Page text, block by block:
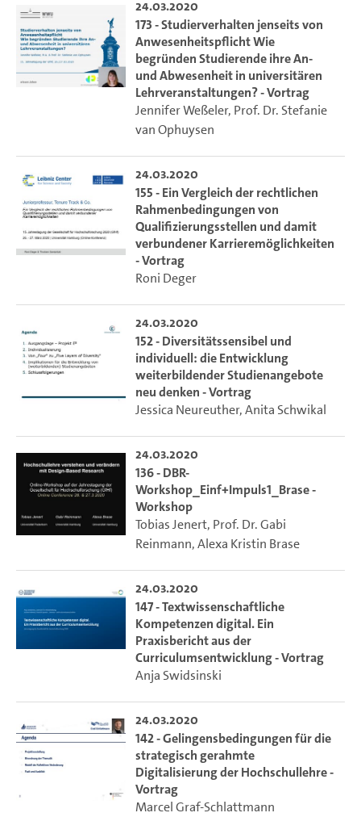
24.03.2020
173 - Studierverhalten jenseits von
Anwesenheitspflicht Wie
begründen Studierende ihre An-
und Abwesenheit in universitären
Lehrveranstaltungen? - Vortrag
Jennifer Weßeler, Prof. Dr. Stefanie
van Ophuysen
24.03.2020
155 - Ein Vergleich der rechtlichen
Rahmenbedingungen von
Qualifizierungsstellen und damit
verbundener Karrieremöglichkeiten
- Vortrag
Roni Deger
24.03.2020
152 - Diversitätssensibel und
individuell: die Entwicklung
weiterbildender Studienangebote
neu denken - Vortrag
Jessica Neureuther,Anita Schwikal
24.03.2020
136 - DBR-
Workshop_Einf+Impuls1_Brase -
Workshop
Tobias Jenert, Prof. Dr. Gabi
Reinmann,Alexa Kristin Brase
24.03.2020
147 - Textwissenschaftliche
Kompetenzen digital. Ein
Praxisbericht aus der
Curriculumsentwicklung - Vortrag
Anja Swidsinski
24.03.2020
142 - Gelingensbedingungen für die
strategisch gerahmte
Digitalisierung der Hochschullehre -
Vortrag
Marcel Graf-Schlattmann